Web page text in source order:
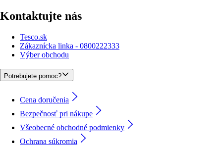
Kontaktujte nás
Tesco.sk
Zákaznícka linka - 0800222333
Výber obchodu
Potrebujete pomoc?
Cena doručenia
Bezpečnosť pri nákupe
Všeobecné obchodné podmienky
Ochrana súkromia